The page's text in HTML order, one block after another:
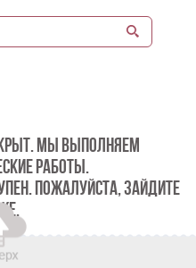
МЫ ВЫПОЛНЯЕМ
РАБОТЫ.
ПОЖАЛУЙСТА, ЗАЙДИТЕ